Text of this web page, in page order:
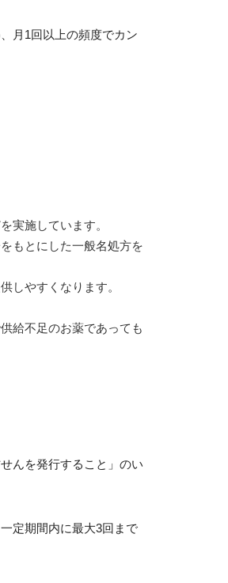
月1回以上の頻度でカン
実施しています。
もとにした一般名処方を
しやすくなります。
給不足のお薬であっても
んを発行すること」のい
定期間内に最大3回まで